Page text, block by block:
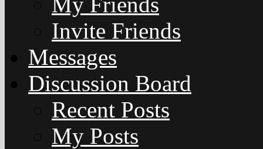
Invite Friends
Messages
Discussion Board
Recent Posts
My Posts